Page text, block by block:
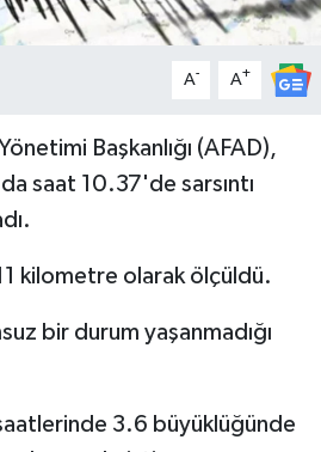
A- A+
Başkanlığı (AFAD),
saat 10.37'de sarsıntı
kilometre olarak ölçüldü.
bir durum yaşanmadığı
3.6 büyüklüğünde